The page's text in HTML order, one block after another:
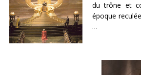
du trône et
époque
…